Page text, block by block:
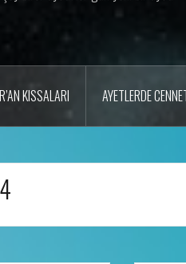
KISSALARI AYETLERDE